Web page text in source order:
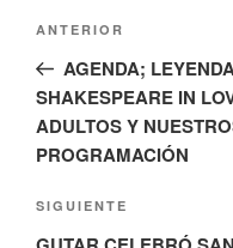
entradas
Entrada
anterior:
ANTERIOR
AGENDA;
SHAKESPEARE IN
ADULTOS Y
PROGRAMACIÓN
Siguiente
entrada
SIGUIENTE